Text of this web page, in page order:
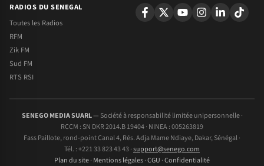
RADIOS DU SENEGAL
Toutes les Radios
RFM
Zik FM
Sud FM
RTS RSI
SENEGO MEDIA SUARL— Société à responsabilité limitée unipersonnelle ·
RCCM : SN DKR 2014.B 19404 · NINEA : 005263819
Fass Paillote, rond-point Canal 4, Rés. Adja Mame Ndiaye, Dakar, Sénégal ·
Tél. : +221 33 823 43 43 ·support@senego.com
Plan du site· Mentions légales·CGU ·Confidentialité